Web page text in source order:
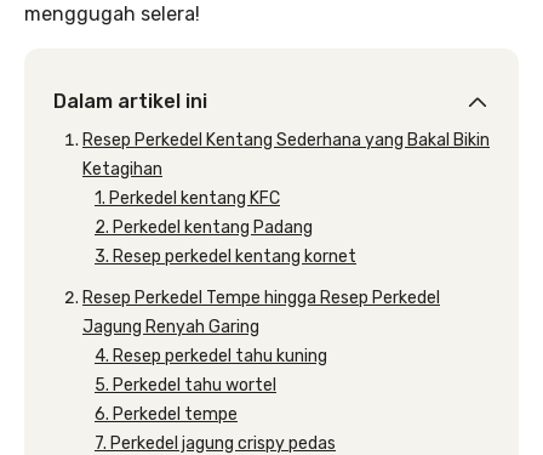
menggugah selera!
Dalam artikel ini
Resep Perkedel Kentang Sederhana yang Bakal Bikin
Ketagihan
1. Perkedel kentang KFC
2. Perkedel kentang Padang
3. Resep perkedel kentang kornet
Resep Perkedel Tempe hingga Resep Perkedel
Jagung Renyah Garing
4. Resep perkedel tahu kuning
5. Perkedel tahu wortel
6. Perkedel tempe
7. Perkedel jagung crispy pedas